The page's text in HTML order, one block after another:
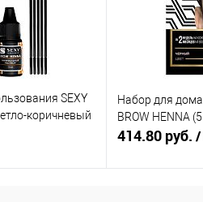
SEXY
коричневый
Набор для
BROW HENNA
414.80 руб. /